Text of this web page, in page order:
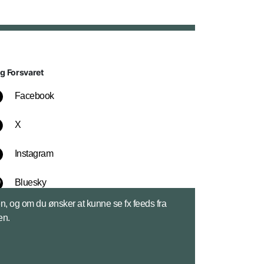
Forsvaret
Facebook
X
Instagram
Bluesky
LinkedIn
og om du ønsker at kunne se fx feeds fra